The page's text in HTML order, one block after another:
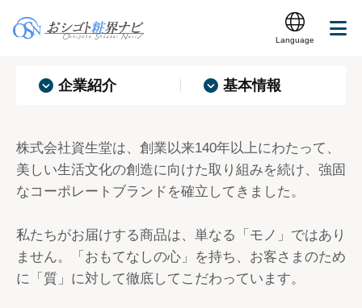
Language
企業紹介 基本情報
株式会社資生堂は、創業以来140年以上にわたって、
美しい生活文化の創造に向けた取り組みを続け、強固
なコーポレートブランドを確立してきました。
私たちがお届けする商品は、単なる「モノ」ではあり
ません。「おもてなしの心」を持ち、お客さまのため
に「質」に対して徹底してこだわっています。